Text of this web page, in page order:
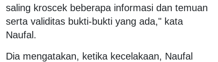
saling kroscek beberapa informasi dan temuan
serta validitas bukti-bukti yang ada," kata
Naufal.
Dia mengatakan, ketika kecelakaan, Naufal